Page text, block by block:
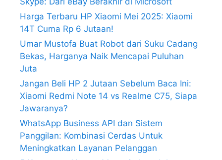
Harga Terbaru HP Xiaomi Mei 2025: Xiaomi
14T Cuma Rp 6 Jutaan!
Umar Mustofa Buat Robot dari Suku Cadang
Bekas, Harganya Naik Mencapai Puluhan
Juta
Jangan Beli HP 2 Jutaan Sebelum Baca Ini:
Xiaomi Redmi Note 14 vs Realme C75, Siapa
Jawaranya?
WhatsApp Business API dan Sistem
Panggilan: Kombinasi Cerdas Untuk
Meningkatkan Layanan Pelanggan